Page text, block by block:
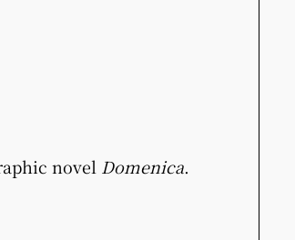
novel Domenica.